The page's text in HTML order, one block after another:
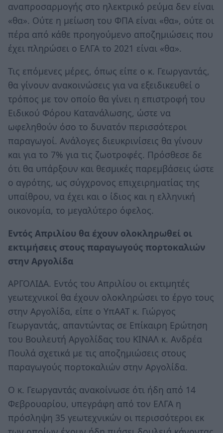
αναπροσαρμογής στο ηλεκτρικό ρεύμα δεν είναι
«θα». Ούτε η μείωση του ΦΠΑ είναι «θα», ούτε οι
πέρα από κάθε προηγούμενο αποζημιώσεις που
έχει πληρώσει ο ΕΛΓΑ το 2021 είναι «θα».
Τις επόμενες μέρες, όπως είπε ο κ. Γεωργαντάς,
θα γίνουν ανακοινώσεις για να εξειδικευθεί ο
τρόπος με τον οποίο θα γίνει η επιστροφή του
Ειδικού Φόρου Κατανάλωσης, ώστε να
ωφεληθούν όσο το δυνατόν περισσότεροι
παραγωγοί. Ανάλογες διευκρινίσεις θα γίνουν
και για το 7% για τις ζωοτροφές. Πρόσθεσε δε
ότι θα υπάρξουν και θεσμικές παρεμβάσεις ώστε
ο αγρότης, ως σύγχρονος επιχειρηματίας της
υπαίθρου, να έχει και ο ίδιος και η ελληνική
οικονομία, το μεγαλύτερο όφελος.
Εντός Απριλίου θα έχουν ολοκληρωθεί οι
εκτιμήσεις στους παραγωγούς πορτοκαλιών
στην Αργολίδα
ΑΡΓΟΛΙΔΑ. Εντός του Απριλίου οι εκτιμητές
γεωτεχνικοί θα έχουν ολοκληρώσει το έργο τους
στην Αργολίδα, είπε ο ΥπΑΑΤ κ. Γιώργος
Γεωργαντάς, απαντώντας σε Επίκαιρη Ερώτηση
του Βουλευτή Αργολίδας του ΚΙΝΑΛ κ. Ανδρέα
Πουλά σχετικά με τις αποζημιώσεις στους
παραγωγούς πορτοκαλιών στην Αργολίδα.
Ο κ. Γεωργαντάς ανακοίνωσε ότι ήδη από 14
Φεβρουαρίου, υπεγράφη από τον ΕΛΓΑ η
πρόσληψη 35 γεωτεχνικών οι περισσότεροι εκ